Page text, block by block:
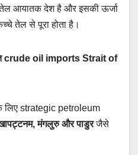
तेल आयातक देश है और इसकी ऊर्जा
तेल से पूरा होता है।
crude oil imports Strait of
के लिए strategic petroleum
मंगलुरु और पाडुरजैसे